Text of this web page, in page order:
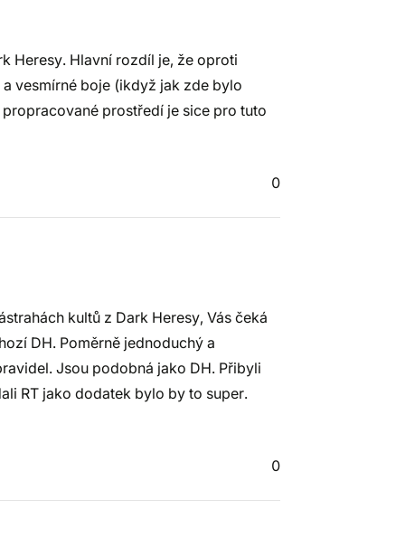
Heresy. Hlavní rozdíl je, že oproti
vesmírné boje (ikdyž jak zde bylo
prostředí je sice pro tuto
0
kultů z Dark Heresy, Vás čeká
DH. Poměrně jednoduchý a
Jsou podobná jako DH. Přibyli
RT jako dodatek bylo by to super.
0